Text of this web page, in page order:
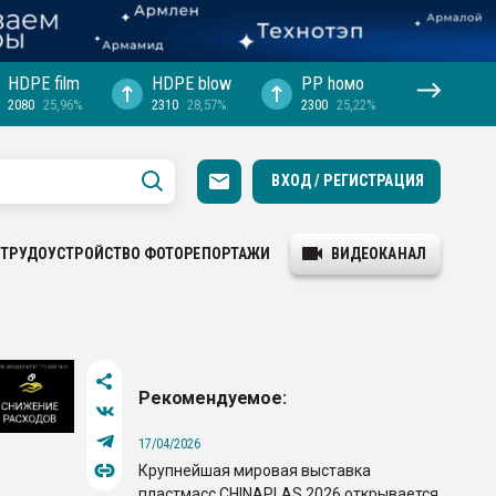
HDPE film
2080 25,96%
HDPE blow
2310 28,57%
PP hомо
2300 25,22%
ВХОД / РЕГИСТРАЦИЯ
ТРУДОУСТРОЙСТВО ФОТОРЕПОРТАЖИ ВИДЕОКАНАЛ
Рекомендуемое:
17/04/2026
Крупнейшая мировая выставка